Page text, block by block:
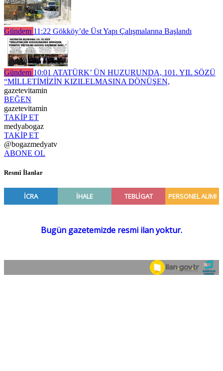
Gündem 11:22 Gökköy’de Üst Yapı Çalışmalarına Başlandı
Gündem 10:01 ATATÜRK’ ÜN HUZURUNDA, 101. YIL SÖZÜ
“MİLLETİMİZİN KIZILELMASINA DÖNÜŞEN,
gazetevitamin
BEĞEN
gazetevitamin
TAKİP ET
medyabogaz
TAKİP ET
@bogazmedyatv
ABONE OL
Resmî İlanlar